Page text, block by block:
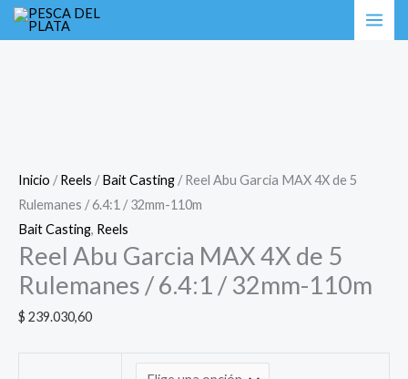
Inicio /Reels /Bait Casting / Reel Abu Garcia MAX 4X de 5
Rulemanes / 6.4:1 / 32mm-110m
Bait Casting, Reels
Reel Abu Garcia MAX 4X de 5
Rulemanes / 6.4:1 / 32mm-110m
$ 239.030,60
Reel
Abu
Rulemanes
/
6.4:1
32mm-
110m